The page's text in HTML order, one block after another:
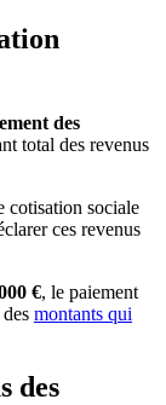
des
total des revenus
cotisation sociale
ces revenus
€, le paiement
montants qui
des